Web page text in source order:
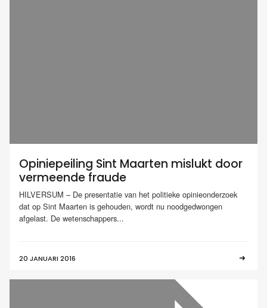
Opiniepeiling Sint Maarten mislukt door
vermeende fraude
HILVERSUM – De presentatie van het politieke opinieonderzoek
dat op Sint Maarten is gehouden, wordt nu noodgedwongen
afgelast. De wetenschappers...
20 JANUARI 2016